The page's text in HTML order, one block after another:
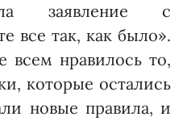
заявление с
все так, как было».
всем нравилось то,
которые остались
новые правила, и